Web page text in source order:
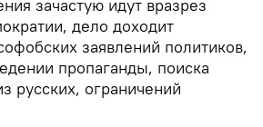
зачастую идут вразрез
дело доходит
заявлений политиков,
пропаганды, поиска
русских, ограничений